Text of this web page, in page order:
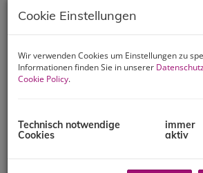
Cookie Einstellungen
Wir verwenden Cookies um Einstellungen zu
Informationen finden Sie in unserer
Cookie Policy.
Technisch notwendige
Cookies
immer
aktiv